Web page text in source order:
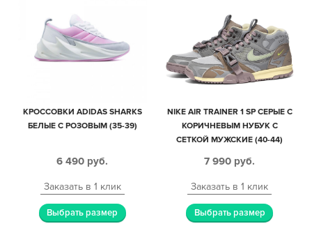
КРОССОВКИ ADIDAS SHARKS
БЕЛЫЕ С РОЗОВЫМ (35-39)
6 490 руб.
Заказать в 1 клик
Выбрать размер
NIKE AIR TRAINER 1 SP СЕРЫЕ С
КОРИЧНЕВЫМ НУБУК С
СЕТКОЙ МУЖСКИЕ (40-44)
7 990 руб.
Заказать в 1 клик
Выбрать размер